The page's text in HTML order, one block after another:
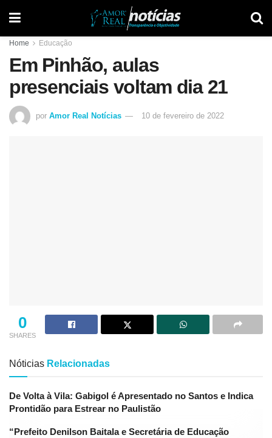
Home Educação
Em Pinhão, aulas
presenciais voltam dia 21
por Amor Real Notícias 10 de fevereiro de 2022
0
SHARES
Nóticias Relacionadas
De Volta à Vila: Gabigol é Apresentado no Santos e Indica
Prontidão para Estrear no Paulistão
“Prefeito Denilson Baitala e Secretária de Educação